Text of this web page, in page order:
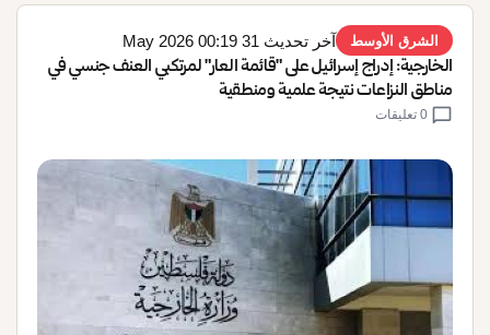
الشرق الأوسط آخر تحديث 31 May 2026 00:19
الخارجية: إدراج إسرائيل على "قائمة العار" لمرتكبي العنف جنسي في
مناطق النزاعات نتيجة علمية ومنطقية
chat_bubble